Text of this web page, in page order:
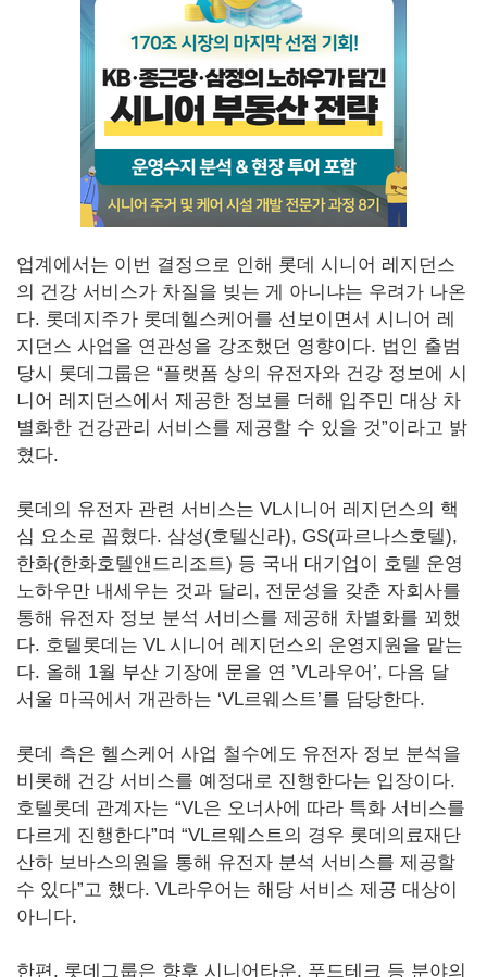
업계에서는 이번 결정으로 인해 롯데 시니어 레지던스
의 건강 서비스가 차질을 빚는 게 아니냐는 우려가 나온
다. 롯데지주가 롯데헬스케어를 선보이면서 시니어 레
지던스 사업을 연관성을 강조했던 영향이다. 법인 출범
당시 롯데그룹은 “플랫폼 상의 유전자와 건강 정보에 시
니어 레지던스에서 제공한 정보를 더해 입주민 대상 차
별화한 건강관리 서비스를 제공할 수 있을 것”이라고 밝
혔다.
롯데의 유전자 관련 서비스는 VL시니어 레지던스의 핵
심 요소로 꼽혔다. 삼성(호텔신라), GS(파르나스호텔),
한화(한화호텔앤드리조트) 등 국내 대기업이 호텔 운영
노하우만 내세우는 것과 달리, 전문성을 갖춘 자회사를
통해 유전자 정보 분석 서비스를 제공해 차별화를 꾀했
다. 호텔롯데는 VL 시니어 레지던스의 운영지원을 맡는
다. 올해 1월 부산 기장에 문을 연 ’VL라우어’, 다음 달
서울 마곡에서 개관하는 ‘VL르웨스트’를 담당한다.
롯데 측은 헬스케어 사업 철수에도 유전자 정보 분석을
비롯해 건강 서비스를 예정대로 진행한다는 입장이다.
호텔롯데 관계자는 “VL은 오너사에 따라 특화 서비스를
다르게 진행한다”며 “VL르웨스트의 경우 롯데의료재단
산하 보바스의원을 통해 유전자 분석 서비스를 제공할
수 있다”고 했다. VL라우어는 해당 서비스 제공 대상이
아니다.
한편, 롯데그룹은 향후 시니어타운, 푸드테크 등 분야의